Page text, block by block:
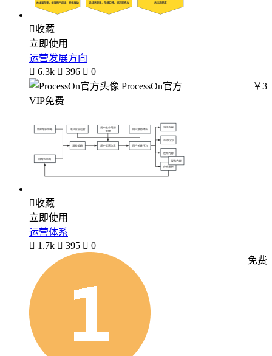
收藏
立即使用
运营发展方向
 6.3k  396  0
ProcessOn官方
￥3
VIP免费
收藏
立即使用
运营体系
 1.7k  395  0
免费